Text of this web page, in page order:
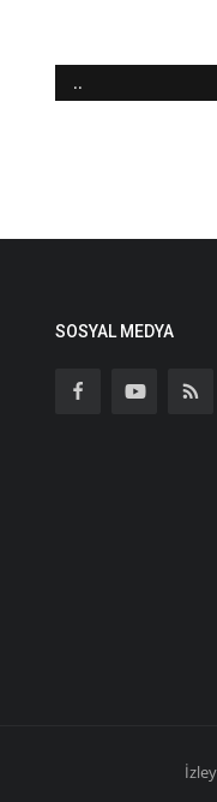
..
SOSYAL MEDYA